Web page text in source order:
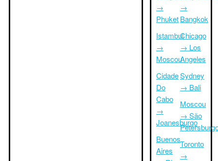
→
Phuket
Istambul
→
Moscou
Cidade
Do
Cabo
→
Joanesburgo
Buenos
Aires
→
Bangkok
Chicago
→ Los
Angeles
Sydney
→ Bali
Moscou
→ São
Toronto
→